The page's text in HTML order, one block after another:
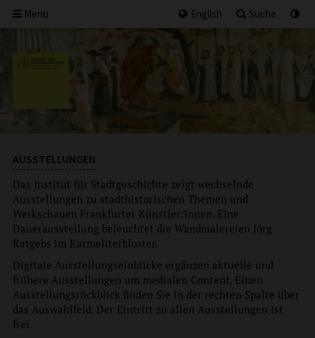
Menü English Suche
AUSSTELLUNGEN
Das Institut für Stadtgeschichte zeigt wechselnde
Ausstellungen zu stadthistorischen Themen und
Werkschauen Frankfurter Künstler:innen. Eine
Dauerausstellung beleuchtet die Wandmalereien Jörg
Ratgebs im Karmeliterkloster.
Digitale Ausstellungseinblicke ergänzen aktuelle und
frühere Ausstellungen um medialen Content. Einen
Ausstellungsrückblick finden Sie in der rechten Spalte über
das Auswahlfeld. Der Eintritt zu allen Ausstellungen ist
frei.